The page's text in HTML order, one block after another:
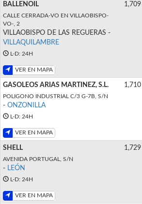
BALLENOIL
CALLE CERRADA-VO EN VILLAOBISPO-
VO-, 2
VILLAOBISPO DE LAS REGUERAS -
VILLAQUILAMBRE
L-D: 24H
VER EN MAPA
GASOLEOS ARIAS MARTINEZ, S.L.
POLIGONO INDUSTRIAL C/3 G-7B, S/N
- ONZONILLA
L-D: 24H
VER EN MAPA
SHELL
AVENIDA PORTUGAL, S/N
- LEÓN
L-D: 24H
VER EN MAPA